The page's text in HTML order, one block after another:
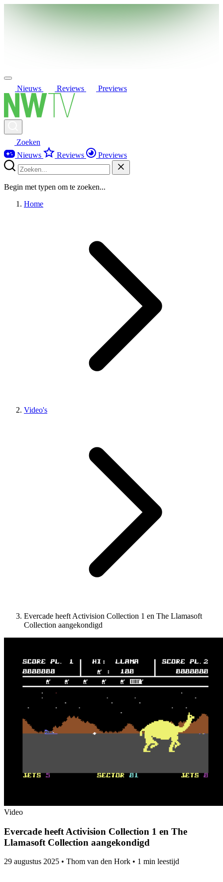
Nieuws Reviews Previews
Zoeken
Nieuws
Reviews Previews
Begin met typen om te zoeken...
Home
Video's
Evercade heeft Activision Collection 1 en The Llamasoft
Collection aangekondigd
Video
Evercade heeft Activision Collection 1 en The
Llamasoft Collection aangekondigd
29 augustus 2025 • Thom van den Hork • 1 min leestijd